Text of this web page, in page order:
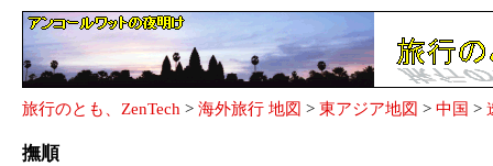
旅行のとも、ZenTech > 海外旅行 地図 > 東アジア地図 > 中国 >
撫順